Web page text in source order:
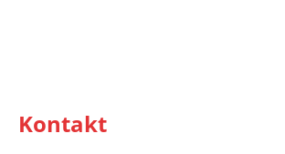
Kontakt